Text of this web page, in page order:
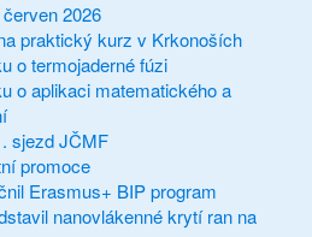
2026
praktický kurz v Krkonoších
o termojaderné fúzi
o aplikaci matematického a
sjezd JČMF
promoce
Erasmus+ BIP program
nanovlákenné krytí ran na